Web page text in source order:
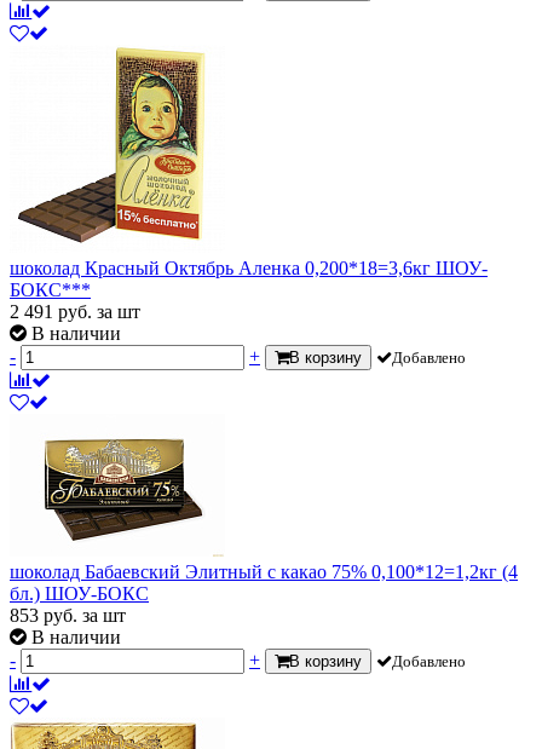
шоколад Красный Октябрь Аленка 0,200*18=3,6кг ШОУ-
БОКС***
2 491 руб. за шт
В наличии
-
+ В корзину Добавлено
шоколад Бабаевский Элитный с какао 75% 0,100*12=1,2кг (4
бл.) ШОУ-БОКС
853 руб. за шт
В наличии
-
+ В корзину Добавлено